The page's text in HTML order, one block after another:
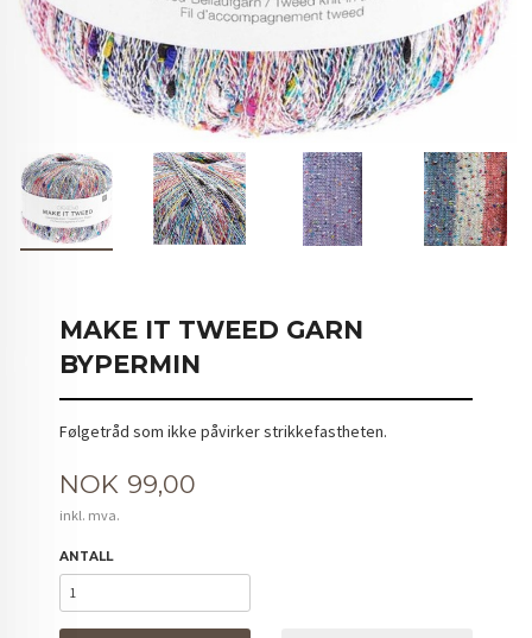
MAKE IT TWEED GARN
BYPERMIN
Følgetråd som ikke påvirker strikkefastheten.
Pris
NOK 99,00
inkl. mva.
ANTALL